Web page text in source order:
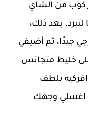
كوب من الشاي
بعد ذلك،
جيدًا، ثم أضيفي
خليط متجانس.
بلطف
اغسلي وجهك